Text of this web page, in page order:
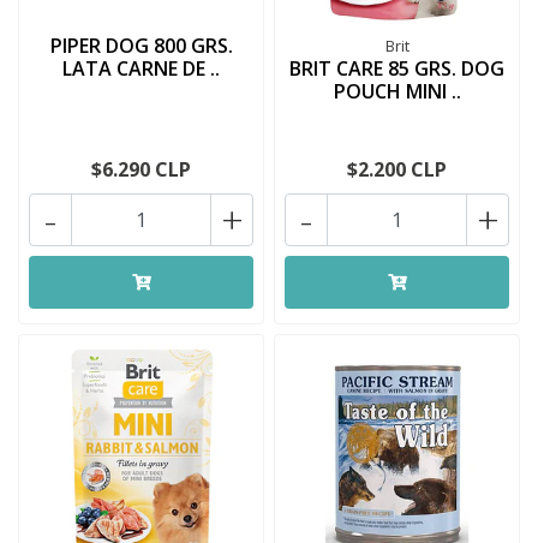
PIPER DOG 800 GRS.
LATA CARNE DE ..
$6.290 CLP
+
-
Brit
BRIT CARE 85 GRS. DOG
POUCH MINI ..
$2.200 CLP
+
-